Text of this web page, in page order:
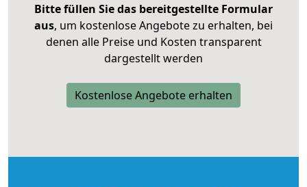
Bitte füllen Sie das bereitgestellte Formular
aus, um kostenlose Angebote zu erhalten, bei
denen alle Preise und Kosten transparent
dargestellt werden
Kostenlose Angebote erhalten